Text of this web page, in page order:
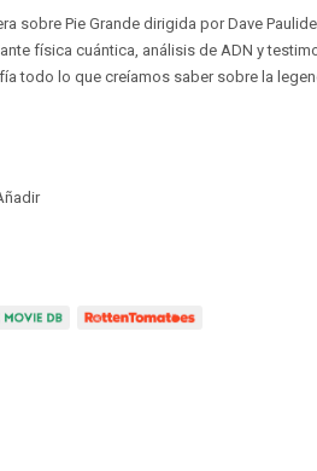
sobre Pie Grande dirigida por Dave
física cuántica, análisis de ADN y
todo lo que creíamos saber sobre la